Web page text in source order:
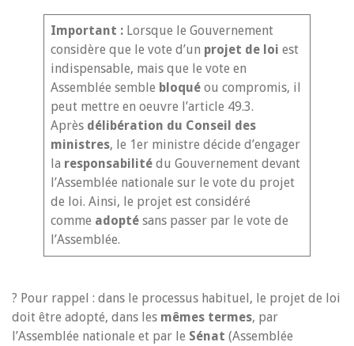
Important : Lorsque le Gouvernement
considère que le vote d’un projet de loi est
indispensable, mais que le vote en
Assemblée semble bloqué ou compromis, il
peut mettre en oeuvre l’article 49.3.
Après délibération du Conseil des
ministres, le 1er ministre décide d’engager
la responsabilité du Gouvernement devant
l’Assemblée nationale sur le vote du projet
de loi. Ainsi, le projet est considéré
comme adopté sans passer par le vote de
l’Assemblée.
? Pour rappel : dans le processus habituel, le projet de loi
doit être adopté, dans les mêmes termes, par
l’Assemblée nationale et par le Sénat (Assemblée